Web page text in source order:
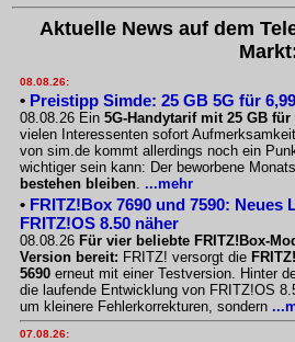
Aktuelle News auf dem
08.08.26:
• Preistipp Simde: 25 GB 5G für
08.08.26 Ein 5G-Handytarif mit 25 GB für
vielen Interessenten sofort
von sim.de kommt allerdings noch ein
wichtiger sein kann: Der beworbene
bestehen bleiben. ...mehr
• FRITZ!Box 7690 und 7590: Neues
FRITZ!OS 8.50 näher
08.08.26 Für vier beliebte FRITZ!Box-
Version bereit: FRITZ! versorgt die
5690 erneut mit einer Testversion. Hinter
die laufende Entwicklung von FRITZ!OS
um kleinere Fehlerkorrekturen, sondern
07.08.26: